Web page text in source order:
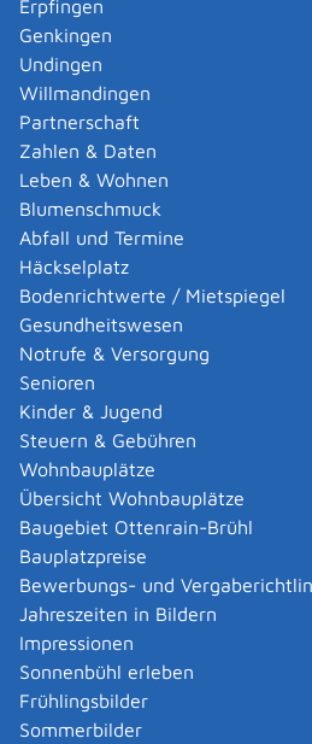
Erpfingen
Genkingen
Undingen
Willmandingen
Partnerschaft
Zahlen & Daten
Leben & Wohnen
Blumenschmuck
Abfall und Termine
Häckselplatz
Bodenrichtwerte / Mietspiegel
Gesundheitswesen
Notrufe & Versorgung
Senioren
Kinder & Jugend
Steuern & Gebühren
Wohnbauplätze
Übersicht Wohnbauplätze
Baugebiet Ottenrain-Brühl
Bauplatzpreise
Bewerbungs- und
Jahreszeiten in Bildern
Impressionen
Sonnenbühl erleben
Frühlingsbilder
Sommerbilder
womöglich einer
Weitere Auskünfte erteilt die
Denkmalschutzbehörde.
Ein Kenntnisgabeverfahren ist
wenn Sie
oder deren Nutzung ändern
es sich auch nach der
kenntnisgabepflichtiges
Dasselbe gilt für den Abbruch
diese nicht schon
Onlineantrag und
Bauvorhaben im
beantragen
Zuständige Stelle
die untere Baurechtsbehörde
Untere Baurechtsbehörde ist je
Bauvorhaben liegt:
die Gemeinde-/
das Landratsamt.
Landratsamt Reutlingen